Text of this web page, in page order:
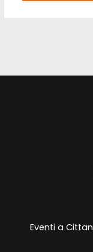
Eventi a